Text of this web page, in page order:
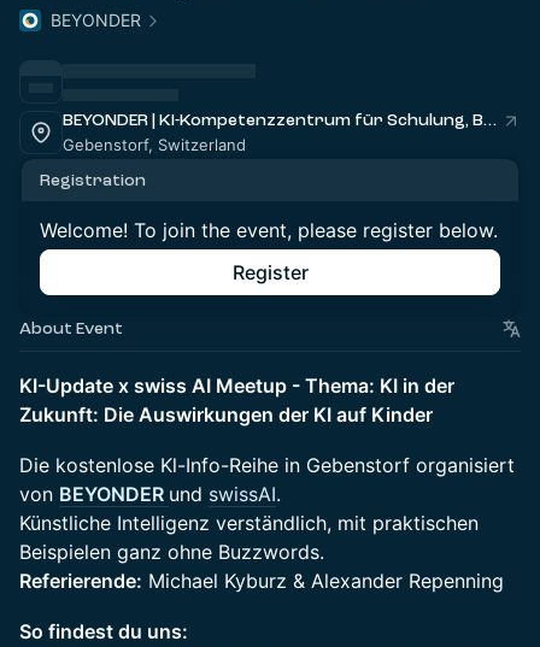
BEYONDER
BEYONDER | KI-Kompetenzzentrum für Schulung, Beratung, Speaker und Keynote künstliche Intelligenz in Brugg, Baden im Aargau
Gebenstorf, Switzerland
Registration
Welcome! To join the event, please register below.
Register
About Event
KI-Update x swiss AI Meetup - Thema: KI in der
Zukunft: Die Auswirkungen der KI auf Kinder
Die kostenlose Kl-Info-Reihe in Gebenstorf organisiert
von BEYONDER und swissAI.
Künstliche Intelligenz verständlich, mit praktischen
Beispielen ganz ohne Buzzwords.
Referierende: Michael Kyburz & Alexander Repenning
So findest du uns: